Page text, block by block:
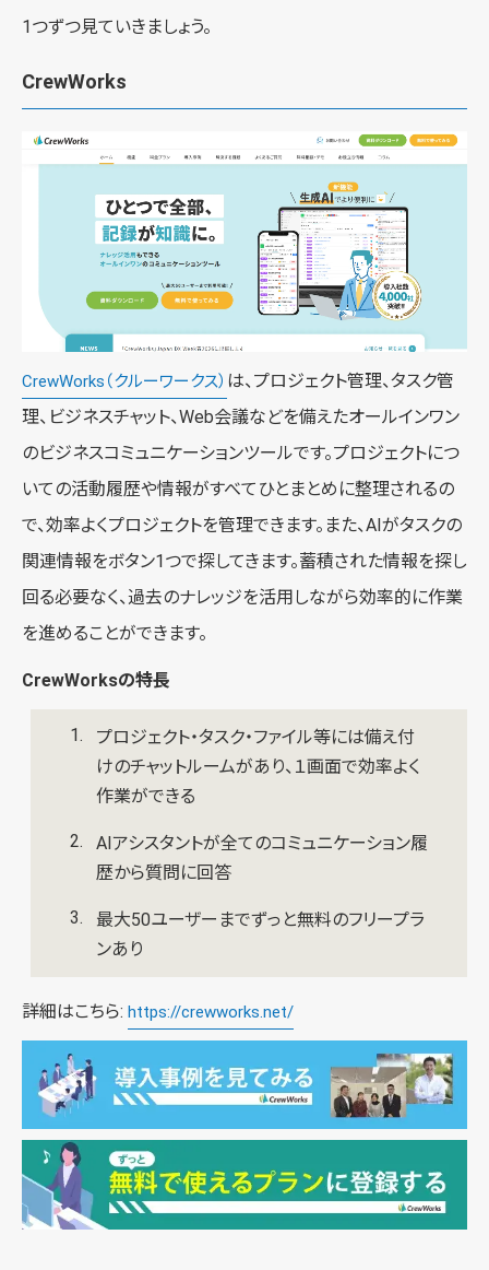
1つずつ見ていきましょう。
CrewWorks
CrewWorks（クルーワークス） は、プロジェクト管理、タスク管
理、ビジネスチャット、Web会議などを備えたオールインワン
のビジネスコミュニケーションツールです。プロジェクトにつ
いての活動履歴や情報がすべてひとまとめに整理されるの
で、効率よくプロジェクトを管理できます。また、AIがタスクの
関連情報をボタン1つで探してきます。蓄積された情報を探し
回る必要なく、過去のナレッジを活用しながら効率的に作業
を進めることができます。
CrewWorksの特長
プロジェクト・タスク・ファイル等には備え付
けのチャットルームがあり、１画面で効率よく
作業ができる
AIアシスタントが全てのコミュニケーション履
歴から質問に回答
最大50ユーザーまでずっと無料のフリープラ
ンあり
詳細はこちら: https://crewworks.net/